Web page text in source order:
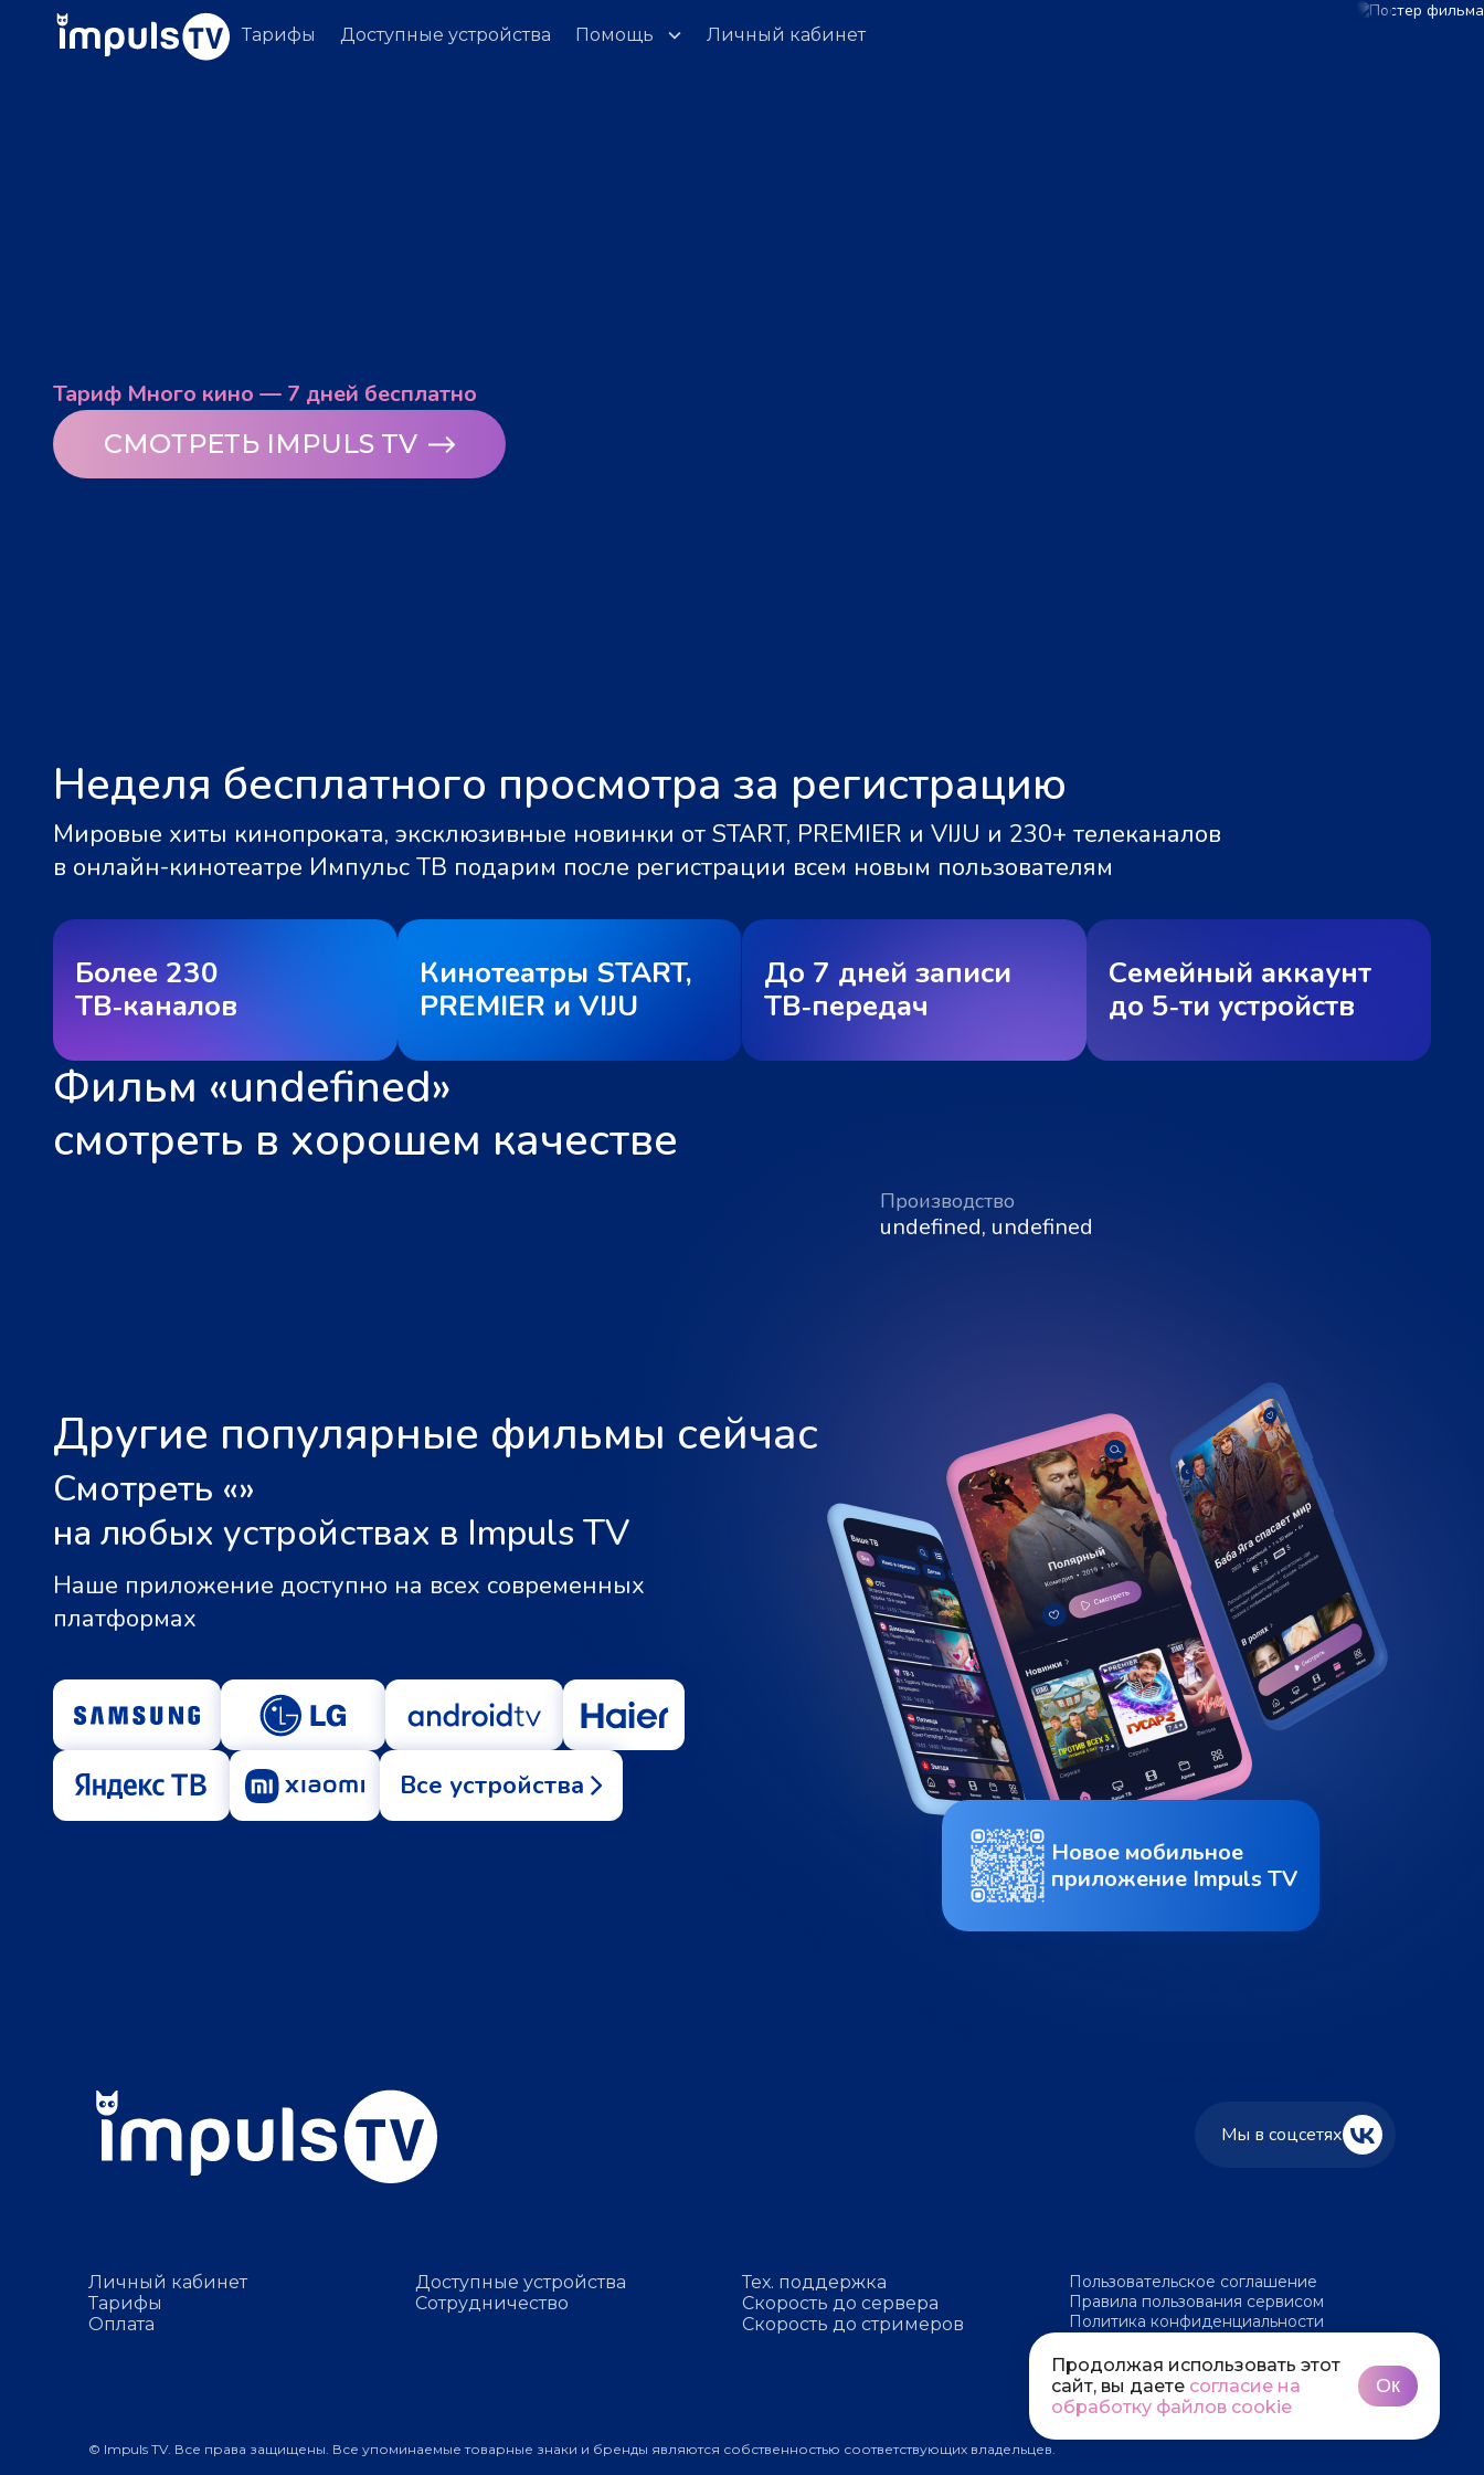
Тарифы Доступные устройства Помощь Личный кабинет
Тариф Много кино — 7 дней бесплатно
СМОТРЕТЬ IMPULS TV
Неделя бесплатного просмотра за регистрацию
Мировые хиты кинопроката, эксклюзивные новинки от START, PREMIER и VIJU и 230+ телеканалов
в онлайн-кинотеатре Импульс ТВ подарим после регистрации всем новым пользователям
Более 230
ТВ‑каналов
Кинотеатры START,
PREMIER и VIJU
До 7 дней записи
ТВ‑передач
Семейный аккаунт
до 5‑ти устройств
Фильм «undefined»
смотреть в хорошем качестве
Производство
undefined, undefined
Другие популярные фильмы сейчас
Смотреть «»
на любых устройствах в Impuls TV
Наше приложение доступно на всех современных
платформах
Все устройства
Новое мобильное
приложение Impuls TV
Мы в соцсетях
Личный кабинет
Тарифы
Оплата
Доступные устройства
Сотрудничество
Тех. поддержка
Скорость до сервера
Скорость до стримеров
Пользовательское соглашение
Правила пользования сервисом
Политика конфиденциальности
© Impuls TV. Все права защищены. Все упоминаемые товарные знаки и бренды являются собственностью соответствующих владельцев.
Продолжая использовать этот
сайт, вы даете согласие на
обработку файлов cookie
Ок